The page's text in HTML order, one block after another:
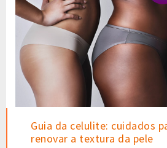
Guia da celulite: cuidados
renovar a textura da pele